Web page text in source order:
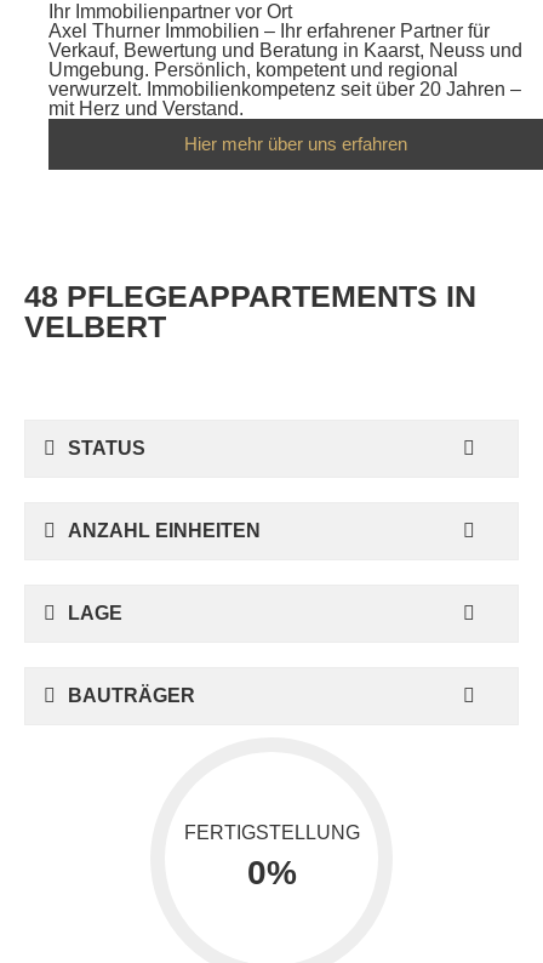
Ihr Immobilienpartner vor Ort
Axel Thurner Immobilien – Ihr erfahrener Partner für
Verkauf, Bewertung und Beratung in Kaarst, Neuss und
Umgebung. Persönlich, kompetent und regional
verwurzelt. Immobilienkompetenz seit über 20 Jahren –
mit Herz und Verstand.
Hier mehr über uns erfahren
48 PFLEGEAPPARTEMENTS IN
VELBERT
STATUS
ANZAHL EINHEITEN
LAGE
BAUTRÄGER
FERTIGSTELLUNG
0%